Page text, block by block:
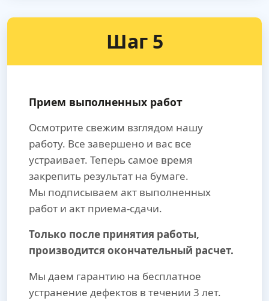
Шаг 5
Прием выполненных работ
Осмотрите свежим взглядом нашу
работу. Все завершено и вас все
устраивает. Теперь самое время
закрепить результат на бумаге.
Мы подписываем акт выполненных
работ и акт приема-сдачи.
Только после принятия работы,
производится окончательный расчет.
Мы даем гарантию на бесплатное
устранение дефектов в течении 3 лет.